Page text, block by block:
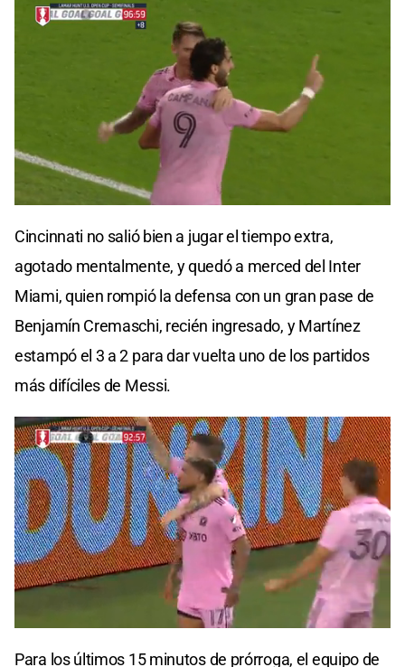
Cincinnati no salió bien a jugar el tiempo extra,
agotado mentalmente, y quedó a merced del Inter
Miami, quien rompió la defensa con un gran pase de
Benjamín Cremaschi, recién ingresado, y Martínez
estampó el 3 a 2 para dar vuelta uno de los partidos
más difíciles de Messi.
Para los últimos 15 minutos de prórroga, el equipo de